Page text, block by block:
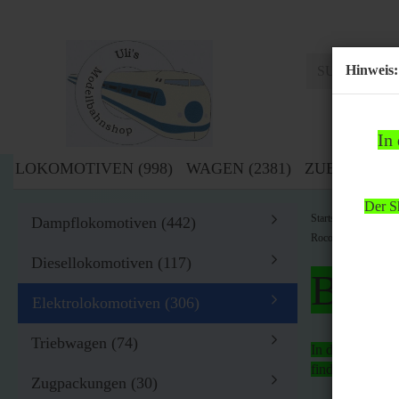
Hinweis:
In
Der
LOKOMOTIVEN (998) WAGEN (2381) ZUBEHÖR
Startseite »
Roco H0 4197S E-
Bitte
In der Zeit
findet
Dampflokomotiven (442)
Diesellokomotiven (117)
Elektrolokomotiven (306)
Triebwagen (74)
Zugpackungen (30)